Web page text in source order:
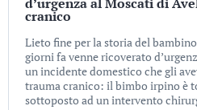
cranico
Lieto fine per la storia del
giorni fa venne ricoverato
un incidente domestico che gli
trauma cranico: il bimbo irpino è
sottoposto ad un intervento